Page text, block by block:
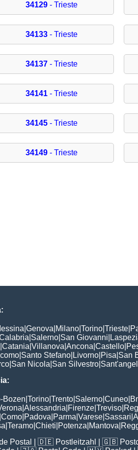
34129 - Trieste
34133 - Trieste
34137 - Trieste
34141 - Trieste
34145 - Trieste
34149 - Trieste
Genova Milano Torino Trieste
Salerno San Giovanni
Catania Villanova Ancona Castello
Santo Stefano Livorno Pisa San
San Nicola San Silvestro
Bozen Torino Trento Salerno Cuneo
Alessandria Firenze Treviso
Como Padova Parma Varese Sassari
Teramo Chieti Potenza Mantova
Postal | 🇩🇪 Postleitzahl | 🇬🇧